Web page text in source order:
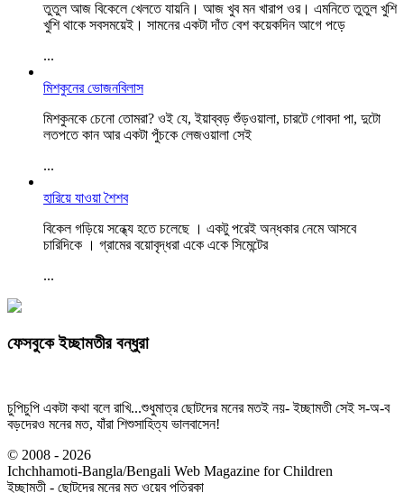
তুতুল আজ বিকেলে খেলতে যায়নি। আজ খুব মন খারাপ ওর। এমনিতে তুতুল খুশি
খুশি থাকে সবসময়েই। সামনের একটা দাঁত বেশ কয়েকদিন আগে পড়ে
...
মিশকুনের ভোজনবিলাস
মিশকুনকে চেনো তোমরা? ওই যে, ইয়াব্বড় শুঁড়ওয়ালা, চারটে গোবদা পা, দুটো
লতপতে কান আর একটা পুঁচকে লেজওয়ালা সেই
...
হারিয়ে যাওয়া শৈশব
বিকেল গড়িয়ে সন্ধ্যে হতে চলেছে । একটু পরেই অন্ধকার নেমে আসবে
চারিদিকে । গ্রামের বয়োবৃদ্ধরা একে একে সিমেন্টের
...
ফেসবুকে ইচ্ছামতীর বন্ধুরা
চুপিচুপি একটা কথা বলে রাখি...শুধুমাত্র ছোটদের মনের মতই নয়- ইচ্ছামতী সেই স-অ-ব
বড়দেরও মনের মত, যাঁরা শিশুসাহিত্য ভালবাসেন!
© 2008 - 2026
Ichchhamoti-Bangla/Bengali Web Magazine for Children
ইচ্ছামতী - ছোটদের মনের মত ওয়েব পত্রিকা